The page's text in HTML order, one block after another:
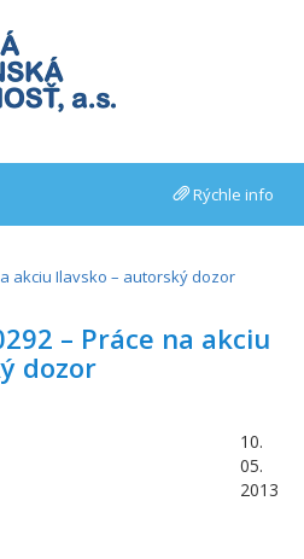
Rýchle info
akciu Ilavsko – autorský dozor
– Práce na akciu
dozor
10.
05.
2013